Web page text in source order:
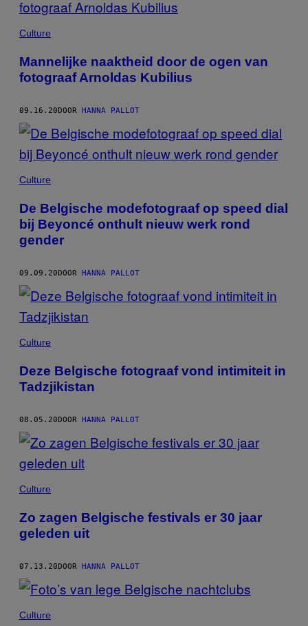
Culture
Mannelijke naaktheid door de ogen van
fotograaf Arnoldas Kubilius
09.16.20 DOOR HANNA PALLOT
Culture
De Belgische modefotograaf op speed dial
bij Beyoncé onthult nieuw werk rond
gender
09.09.20 DOOR HANNA PALLOT
Culture
Deze Belgische fotograaf vond intimiteit in
Tadzjikistan
08.05.20 DOOR HANNA PALLOT
Culture
Zo zagen Belgische festivals er 30 jaar
geleden uit
07.13.20 DOOR HANNA PALLOT
Culture